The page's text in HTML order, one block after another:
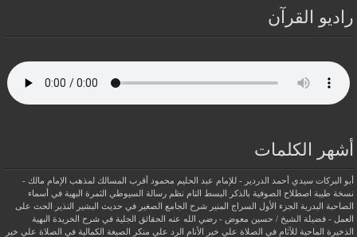
راديو القرآن
أشهر الكلمات
أبو البركات سيدي أحمد الدردير - للإمام عبد الحليم محمود
أقرب المسالك لمذهب الإمام مالك -
نسخة طيبة اصطلاح الصوفية بالذكر البسط التام نظم رسالة السيوطي
الثمرة البهية في أسماء
الصاحبة البدرية
الجزء الأول السراج المنير شرح الجامع الصغير في حديث البشير النذير
الحث على
العمل - فضيلة الشيخ / حسين معوض - رضي الله عنه
الحقائق الجلية في شرح الخريدة البهية
الذخيرة الماحية للآثام في الصلاة علي خير الأنام
الرد علي منكر الصيغة الكمالية في الصلاة علي خير